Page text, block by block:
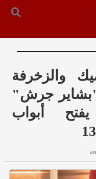
والزخرفة
"بشاير جرش"
أبواب